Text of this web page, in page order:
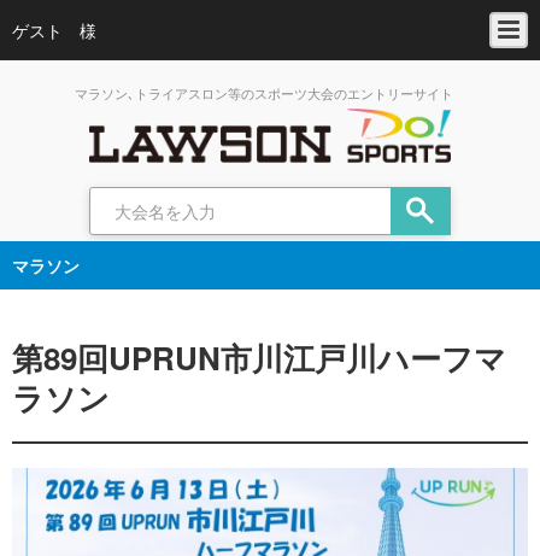
ゲスト 様
マラソン､トライアスロン等のスポーツ大会のエントリーサイト
マラソン
第89回UPRUN市川江戸川ハーフマ
ラソン